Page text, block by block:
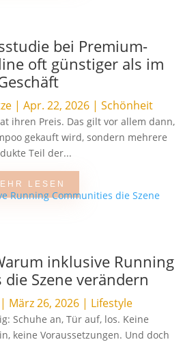
bei Premium-
oft günstiger als im
| Apr. 22, 2026 | Schönheit
ihren Preis. Das gilt vor allem dann,
gekauft wird, sondern mehrere
Teil der...
LESEN
inklusive Running
Szene verändern
| März 26, 2026 | Lifestyle
Schuhe an, Tür auf, los. Keine
keine Voraussetzungen. Und doch